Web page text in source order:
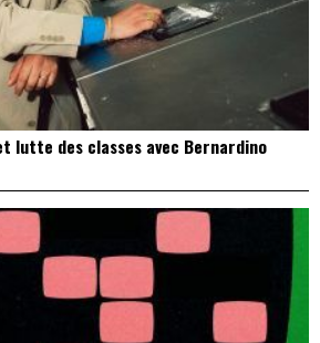
lutte des classes avec Bernardino